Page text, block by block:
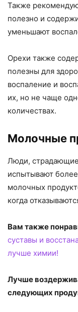
Также
полезно и
уменьшают
Орехи также
полезны для
воспаление и
их, но не чаще
количествах.
Молочные
Люди, страдающие
испытывают
молочных
когда
Вам также
суставы и
лучше химии!
Лучше
следующих